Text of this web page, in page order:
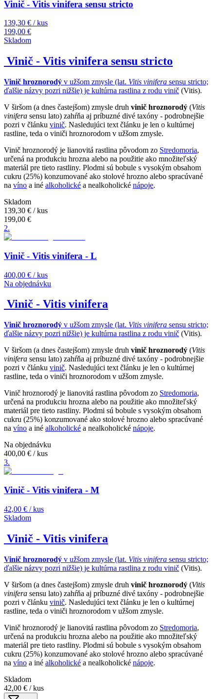
Vinič - Vitis vinifera sensu stricto
139,30 € / kus
199,00 €
Skladom
Vinič - Vitis vinifera sensu stricto
Vinič hroznorodý v užšom zmysle (lat. Vitis vinifera sensu stricto;
ďalšie názvy pozri nižšie) je kultúrna rastlina z rodu vinič (Vitis).
V širšom (a dnes častejšom) zmysle druh vinič hroznorodý (Vitis
vinifera sensu lato) zahŕňa aj príbuzné divé taxóny - podrobnejšie
pozri v článku vinič. Nasledujúci text článku je len o kultúrnej
rastline, teda o viniči hroznorodom v užšom zmysle.
Vinič hroznorodý je lianovitá rastlina pôvodom zo Stredomoria,
určená na produkciu hrozna alebo na použitie ako množiteľský
materiál pre tieto rastliny. Plodmi sú bobule s vysokým obsahom
cukru (25%) konzumované ako stolové hrozno alebo spracúvané
na víno a iné alkoholické a nealkoholické nápoje.
Skladom
139,30 € / kus
199,00 €
2.
Vinič - Vitis vinifera - L
400,00 € / kus
Na objednávku
Vinič - Vitis vinifera
Vinič hroznorodý v užšom zmysle (lat. Vitis vinifera sensu stricto;
ďalšie názvy pozri nižšie) je kultúrna rastlina z rodu vinič (Vitis).
V širšom (a dnes častejšom) zmysle druh vinič hroznorodý (Vitis
vinifera sensu lato) zahŕňa aj príbuzné divé taxóny - podrobnejšie
pozri v článku vinič. Nasledujúci text článku je len o kultúrnej
rastline, teda o viniči hroznorodom v užšom zmysle.
Vinič hroznorodý je lianovitá rastlina pôvodom zo Stredomoria,
určená na produkciu hrozna alebo na použitie ako množiteľský
materiál pre tieto rastliny. Plodmi sú bobule s vysokým obsahom
cukru (25%) konzumované ako stolové hrozno alebo spracúvané
na víno a iné alkoholické a nealkoholické nápoje.
Na objednávku
400,00 € / kus
3.
Vinič - Vitis vinifera - M
42,00 € / kus
Skladom
Vinič - Vitis vinifera
Vinič hroznorodý v užšom zmysle (lat. Vitis vinifera sensu stricto;
ďalšie názvy pozri nižšie) je kultúrna rastlina z rodu vinič (Vitis).
V širšom (a dnes častejšom) zmysle druh vinič hroznorodý (Vitis
vinifera sensu lato) zahŕňa aj príbuzné divé taxóny - podrobnejšie
pozri v článku vinič. Nasledujúci text článku je len o kultúrnej
rastline, teda o viniči hroznorodom v užšom zmysle.
Vinič hroznorodý je lianovitá rastlina pôvodom zo Stredomoria,
určená na produkciu hrozna alebo na použitie ako množiteľský
materiál pre tieto rastliny. Plodmi sú bobule s vysokým obsahom
cukru (25%) konzumované ako stolové hrozno alebo spracúvané
na víno a iné alkoholické a nealkoholické nápoje.
Skladom
42,00 € / kus